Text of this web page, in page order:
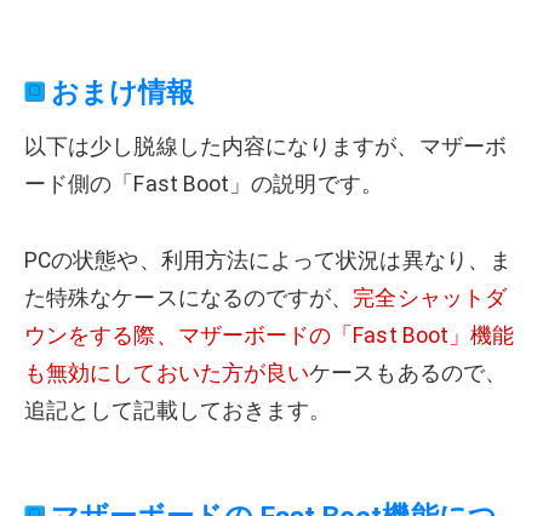
おまけ情報
以下は少し脱線した内容になりますが、マザーボ
ード側の「Fast Boot」の説明です。
PCの状態や、利用方法によって状況は異なり、ま
た特殊なケースになるのですが、 完全シャットダ
ウンをする際、マザーボードの「Fast Boot」機能
も無効にしておいた方が良いケースもあるので、
追記として記載しておきます。